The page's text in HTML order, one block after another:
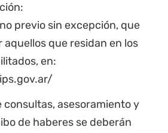
previo sin excepción, que
que residan en los
en:
consultas, asesoramiento y
de haberes se deberán